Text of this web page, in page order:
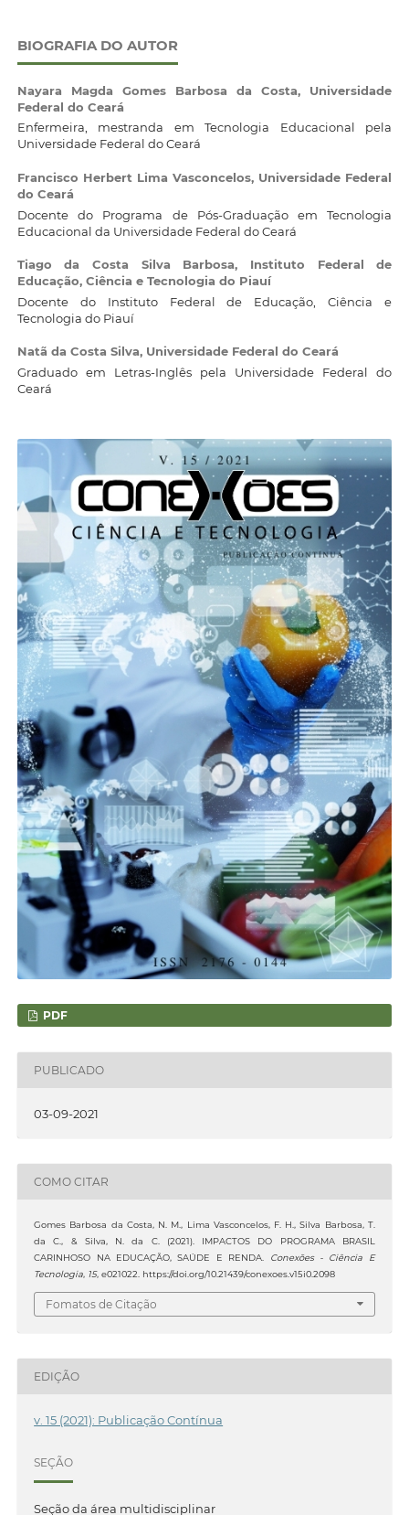
BIOGRAFIA DO AUTOR
Nayara Magda Gomes Barbosa da Costa, Universidade
Federal do Ceará
Enfermeira, mestranda em Tecnologia Educacional pela
Universidade Federal do Ceará
Francisco Herbert Lima Vasconcelos, Universidade Federal
do Ceará
Docente do Programa de Pós-Graduação em Tecnologia
Educacional da Universidade Federal do Ceará
Tiago da Costa Silva Barbosa, Instituto Federal de
Educação, Ciência e Tecnologia do Piauí
Docente do Instituto Federal de Educação, Ciência e
Tecnologia do Piauí
Natã da Costa Silva, Universidade Federal do Ceará
Graduado em Letras-Inglês pela Universidade Federal do
Ceará
PDF
PUBLICADO
03-09-2021
COMO CITAR
Gomes Barbosa da Costa, N. M., Lima Vasconcelos, F. H., Silva Barbosa, T.
da C., & Silva, N. da C. (2021). IMPACTOS DO PROGRAMA BRASIL
CARINHOSO NA EDUCAÇÃO, SAÚDE E RENDA.
Conexões - Ciência E
Tecnologia, 15, e021022. https://doi.org/10.21439/conexoes.v15i0.2098
Fomatos de Citação
EDIÇÃO
v. 15 (2021): Publicação Contínua
SEÇÃO
Seção da área multidisciplinar